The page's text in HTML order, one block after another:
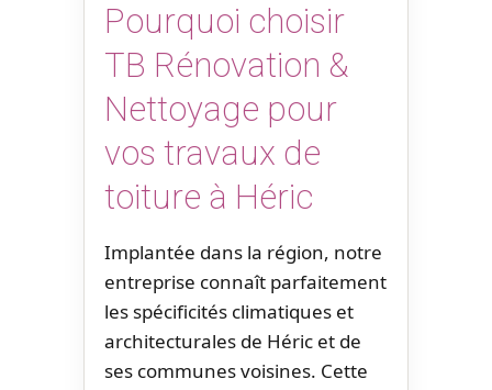
Pourquoi choisir
TB Rénovation &
Nettoyage pour
vos travaux de
toiture à Héric
Implantée dans la région, notre
entreprise connaît parfaitement
les spécificités climatiques et
architecturales de Héric et de
ses communes voisines. Cette